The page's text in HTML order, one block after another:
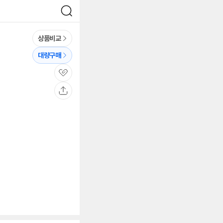
검
색
상품비교
대량구매
관
심